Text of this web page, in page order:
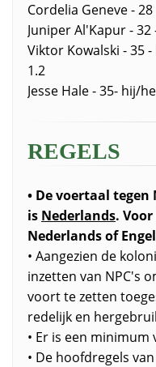
Cordelia Geneve -
Juniper Al'Kapur -
Viktor Kowalski - 35
1.2
Jesse Hale - 35- hij/
REGELS
• De voertaal
is Nederlands.
Nederlands of
• Aangezien de
inzetten van NPC's
voort te zetten
redelijk en
• Er is een minimum
• De hoofdregels